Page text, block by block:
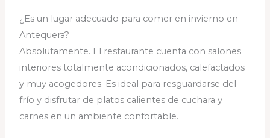
¿Es un lugar adecuado para comer en invierno en
Antequera?
Absolutamente. El restaurante cuenta con salones
interiores totalmente acondicionados, calefactados
y muy acogedores. Es ideal para resguardarse del
frío y disfrutar de platos calientes de cuchara y
carnes en un ambiente confortable.